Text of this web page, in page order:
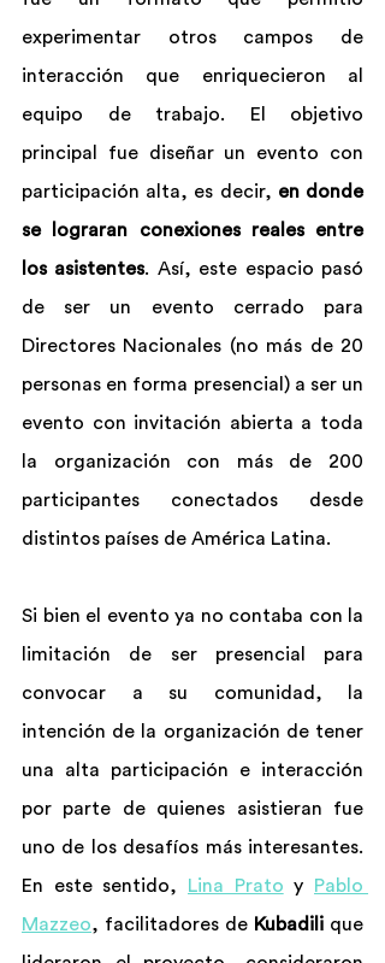
experimentar otros campos de
interacción que enriquecieron al
equipo de trabajo. El objetivo
principal fue diseñar un evento con
participación alta, es decir, en donde
se lograran conexiones reales entre
los asistentes. Así, este espacio pasó
de ser un evento cerrado para
Directores Nacionales (no más de 20
personas en forma presencial) a ser un
evento con invitación abierta a toda
la organización con más de 200
participantes conectados desde
distintos países de América Latina.
Si bien el evento ya no contaba con la
limitación de ser presencial para
convocar a su comunidad, la
intención de la organización de tener
una alta participación e interacción
por parte de quienes asistieran fue
uno de los desafíos más interesantes.
En este sentido,
Lina Prato y
Pablo
Mazzeo, facilitadores de Kubadili que